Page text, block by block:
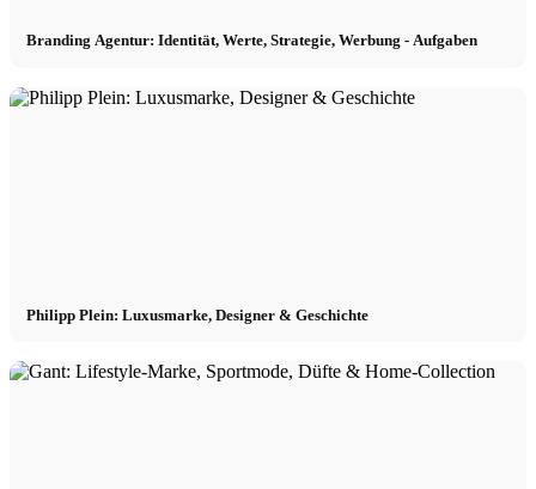
Branding Agentur: Identität, Werte, Strategie, Werbung - Aufgaben
Philipp Plein: Luxusmarke, Designer & Geschichte